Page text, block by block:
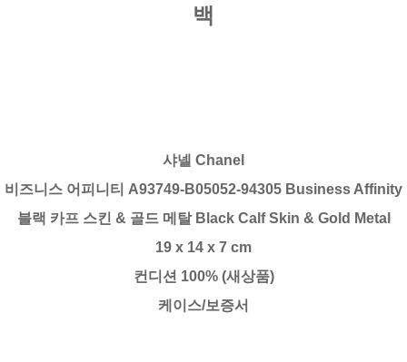
백
샤넬 Chanel
비즈니스 어피니티 A93749-B05052-94305 Business Affinity
블랙 카프 스킨 & 골드 메탈 Black Calf Skin & Gold Metal
19 x 14 x 7 cm
컨디션 100% (새상품)
케이스/보증서